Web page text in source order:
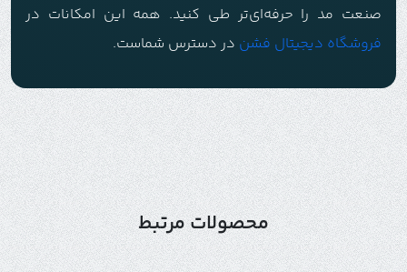
صنعت مد را حرفه‌ای‌تر طی کنید. همه این امکانات در
فروشگاه دیجیتال فشن در دسترس شماست.
محصولات مرتبط